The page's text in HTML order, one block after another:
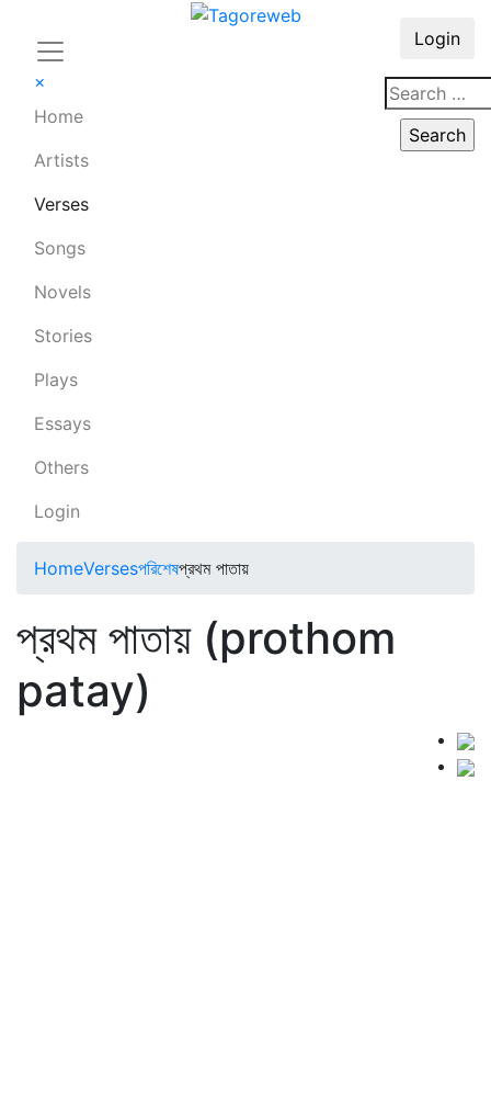
×
Home
Artists
Verses
Songs
Novels
Stories
Plays
Essays
Others
Login
Login
HomeVersesপরিশেষপ্রথম পাতায়
প্রথম পাতায় (prothom
patay)